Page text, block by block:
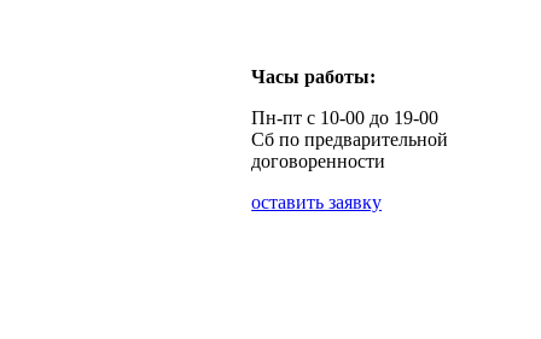
Часы работы:
Пн-пт с 10-00 до 19-00
Сб по предварительной
договоренности
оставить заявку